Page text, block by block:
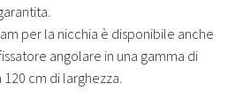
per la nicchia è disponibile anche
angolare in una gamma di
cm di larghezza.